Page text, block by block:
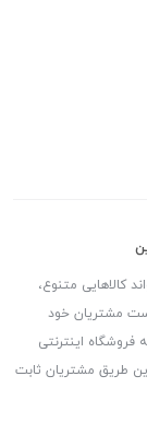
کالاهایی متنوع،
مشتریان خود
اینترنتی
طریق مشتریان ثابت